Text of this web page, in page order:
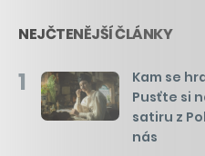
NEJČTENĚJŠÍ ČLÁNKY
1
Kam se
Pusťte si
satiru z
nás